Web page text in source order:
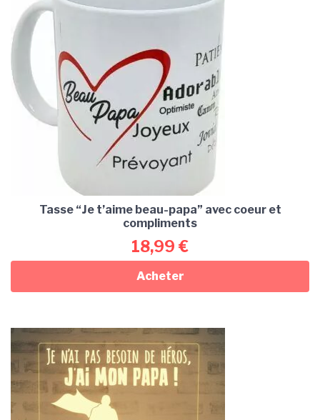
Tasse “Je t’aime beau-papa” avec coeur et
compliments
18,99 €
Acheter